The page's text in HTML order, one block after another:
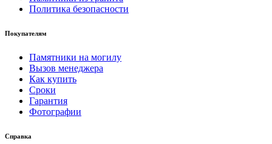
Политика безопасности
Покупателям
Памятники на могилу
Вызов менеджера
Как купить
Сроки
Гарантия
Фотографии
Справка